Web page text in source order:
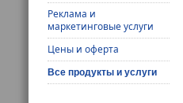
Реклама и
маркетинговые услуги
Цены и оферта
Все продукты и услуги